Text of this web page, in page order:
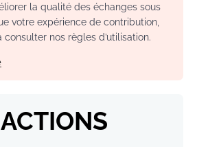
la qualité des échanges sous
votre expérience de contribution,
consulter nos règles d’utilisation.